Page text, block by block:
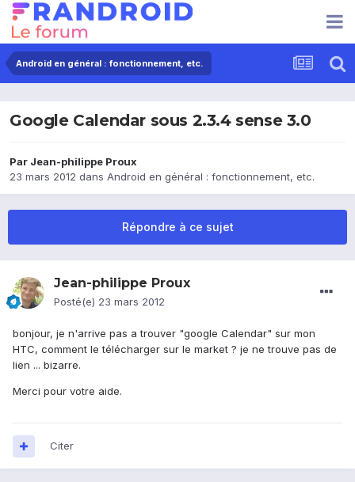
Android en général : fonctionnement, etc.
Google Calendar sous 2.3.4 sense 3.0
Par Jean-philippe Proux
23 mars 2012 dans Android en général : fonctionnement, etc.
Répondre à ce sujet
Jean-philippe Proux
Posté(e) 23 mars 2012
bonjour, je n'arrive pas a trouver "google Calendar" sur mon
HTC, comment le télécharger sur le market ? je ne trouve pas de
lien ... bizarre.
Merci pour votre aide.
Citer